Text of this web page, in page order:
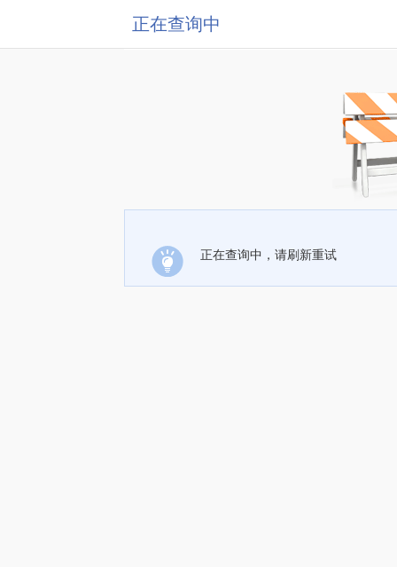
正在查询中
正在查询中，请刷新重试